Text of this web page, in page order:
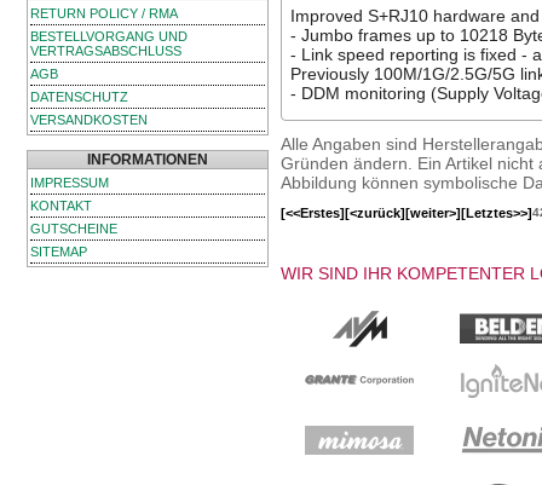
RETURN POLICY / RMA
BESTELLVORGANG UND
VERTRAGSABSCHLUSS
AGB
DATENSCHUTZ
VERSANDKOSTEN
INFORMATIONEN
IMPRESSUM
KONTAKT
GUTSCHEINE
SITEMAP
Improved S+RJ10 hardware
- Jumbo frames up to 10218
- Link speed reporting is fixed -
Previously 100M/1G/2.5G/5G
- DDM monitoring (Supply
Alle Angaben sind
Gründen ändern. Ein Artikel
Abbildung können symbolische
[<<Erstes][<zurück][weiter>][Letztes>>]
WIR SIND IHR KOMPETENTER